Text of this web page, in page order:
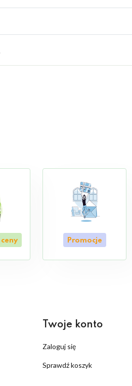
Promocje
Twoje konto
Zaloguj się
Sprawdź koszyk